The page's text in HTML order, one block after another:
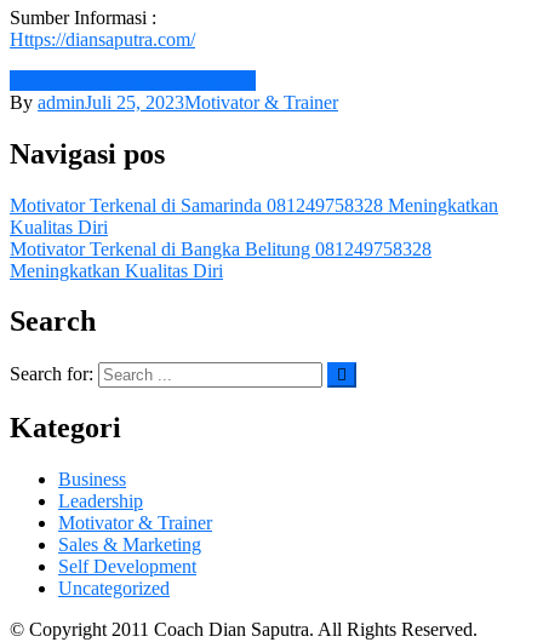
Sumber Informasi :
Https://diansaputra.com/
By adminJuli 25, 2023Motivator & Trainer
Navigasi pos
Motivator Terkenal di Samarinda 081249758328 Meningkatkan
Kualitas Diri
Motivator Terkenal di Bangka Belitung 081249758328
Meningkatkan Kualitas Diri
Search
Search for:
Kategori
Business
Leadership
Motivator & Trainer
Sales & Marketing
Self Development
Uncategorized
© Copyright 2011 Coach Dian Saputra. All Rights Reserved.